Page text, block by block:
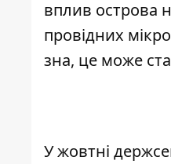
вплив острова
провідних
зна, це може
У жовтні